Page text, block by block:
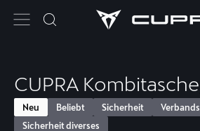
CUPRA
Neu Beliebt Sicherheit
Sicherheit diverses